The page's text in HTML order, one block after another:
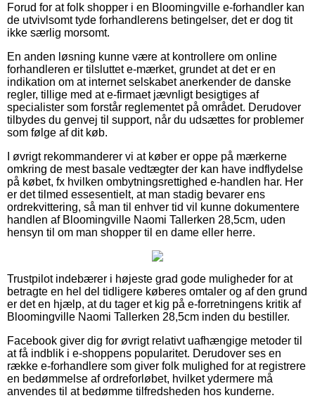
Forud for at folk shopper i en Bloomingville e-forhandler kan
de utvivlsomt tyde forhandlerens betingelser, det er dog tit
ikke særlig morsomt.
En anden løsning kunne være at kontrollere om online
forhandleren er tilsluttet e-mærket, grundet at det er en
indikation om at internet selskabet anerkender de danske
regler, tillige med at e-firmaet jævnligt besigtiges af
specialister som forstår reglementet på området. Derudover
tilbydes du genvej til support, når du udsættes for problemer
som følge af dit køb.
I øvrigt rekommanderer vi at køber er oppe på mærkerne
omkring de mest basale vedtægter der kan have indflydelse
på købet, fx hvilken ombytningsrettighed e-handlen har. Her
er det tilmed essesentielt, at man stadig bevarer ens
ordrekvittering, så man til enhver tid vil kunne dokumentere
handlen af Bloomingville Naomi Tallerken 28,5cm, uden
hensyn til om man shopper til en dame eller herre.
Trustpilot indebærer i højeste grad gode muligheder for at
betragte en hel del tidligere køberes omtaler og af den grund
er det en hjælp, at du tager et kig på e-forretningens kritik af
Bloomingville Naomi Tallerken 28,5cm inden du bestiller.
Facebook giver dig for øvrigt relativt uafhængige metoder til
at få indblik i e-shoppens popularitet. Derudover ses en
række e-forhandlere som giver folk mulighed for at registrere
en bedømmelse af ordreforløbet, hvilket ydermere må
anvendes til at bedømme tilfredsheden hos kunderne.